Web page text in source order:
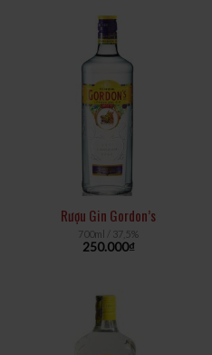
Rượu Gin Gordon’s
700ml / 37,5%
250.000₫